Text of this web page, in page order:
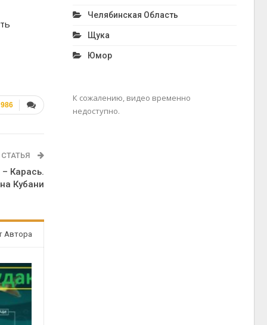
986
Карась.
Кубани
Автора
Челябинская Область
Щука
Юмор
К сожалению, видео временно
недоступно.